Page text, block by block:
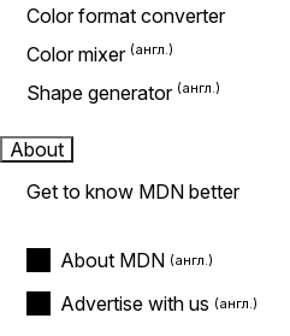
Color format converter
Color mixer
Shape generator
About
Get to know MDN better
About MDN
Advertise with us